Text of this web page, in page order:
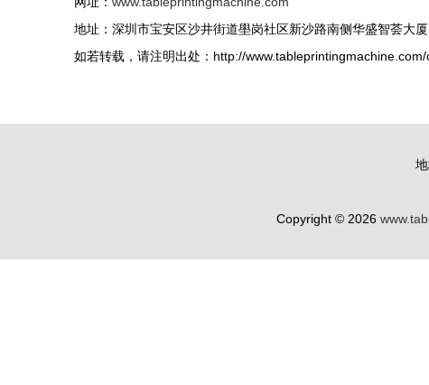
地址：深圳市宝安区沙井街道壆岗社区新沙路南侧华盛智荟大
如若转载，请注明出处：http://
Copyright © 2026